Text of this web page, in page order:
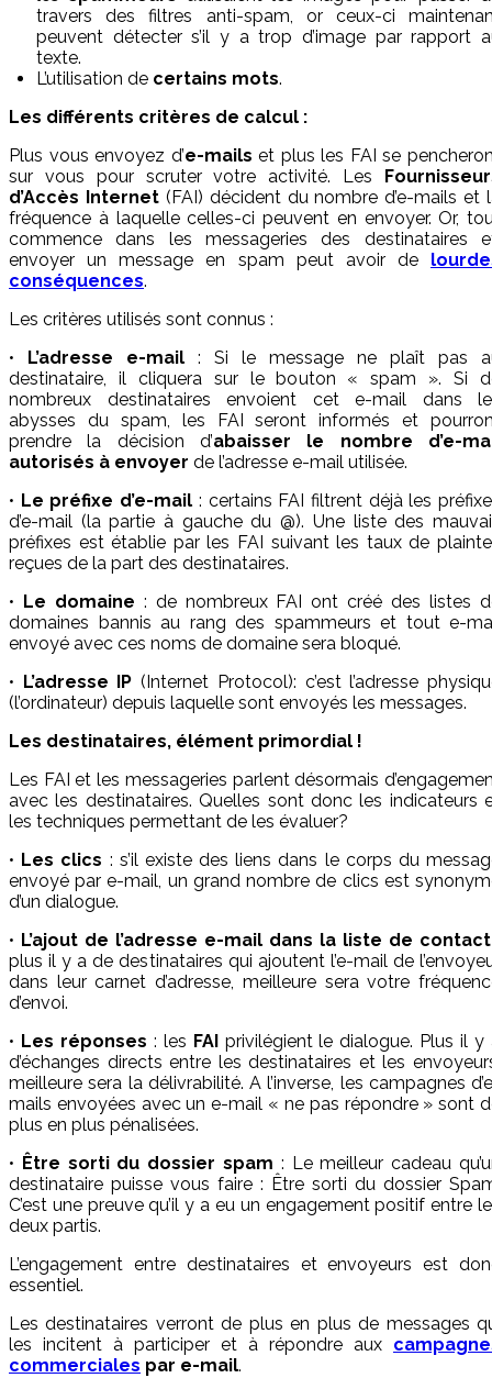
travers des filtres anti-spam, or ceux-ci
peuvent détecter s’il y a trop d’image par rapport
texte.
L’utilisation de certains mots.
Les différents critères de calcul :
Plus vous envoyez d’e-mails et plus les FAI se
sur vous pour scruter votre activité. Les
d’Accès Internet(FAI) décident du nombre d’e-mails et
fréquence à laquelle celles-ci peuvent en envoyer. Or,
commence dans les messageries des destinataires
envoyer un message en spam peut avoir de
conséquences.
Les critères utilisés sont connus :
•
L’adresse e-mail : Si le message ne plaît pas
destinataire, il cliquera sur le bouton « spam ». Si
nombreux destinataires envoient cet e-mail dans
abysses du spam, les FAI seront informés et
prendre la décision d’abaisser le nombre d’e-
autorisés à envoyer de l’adresse e-mail utilisée.
• Le préfixe d’e-mail : certains FAI filtrent déjà les
d’e-mail (la partie à gauche du @). Une liste des
préfixes est établie par les FAI suivant les taux de
reçues de la part des destinataires.
•
Le domaine : de nombreux FAI ont créé des listes
domaines bannis au rang des spammeurs et tout e-
envoyé avec ces noms de domaine sera bloqué.
•
L’adresse IP (Internet Protocol): c’est l’adresse
(l’ordinateur) depuis laquelle sont envoyés les messages.
Les destinataires, élément primordial !
Les FAI et les messageries parlent désormais
avec les destinataires. Quelles sont donc les indicateurs
les techniques permettant de les évaluer?
• Les clics : s’il existe des liens dans le corps du
envoyé par e-mail, un grand nombre de clics est
d’un dialogue.
• L’ajout de l’adresse e-mail dans la liste de contact
plus il y a de destinataires qui ajoutent l’e-mail de
dans leur carnet d’adresse, meilleure sera votre
d’envoi.
• Les réponses : les FAI privilégient le dialogue. Plus il y
d’échanges directs entre les destinataires et les
meilleure sera la délivrabilité. A l’inverse, les campagnes
mails envoyées avec un e-mail « ne pas répondre » sont
plus en plus pénalisées.
• Être sorti du dossier spam : Le meilleur cadeau
destinataire puisse vous faire : Être sorti du dossier
C’est une preuve qu’il y a eu un engagement positif entre
deux partis.
L’engagement entre destinataires et envoyeurs est
essentiel.
Les destinataires verront de plus en plus de messages
les incitent à participer et à répondre aux
commerciales par e-mail.